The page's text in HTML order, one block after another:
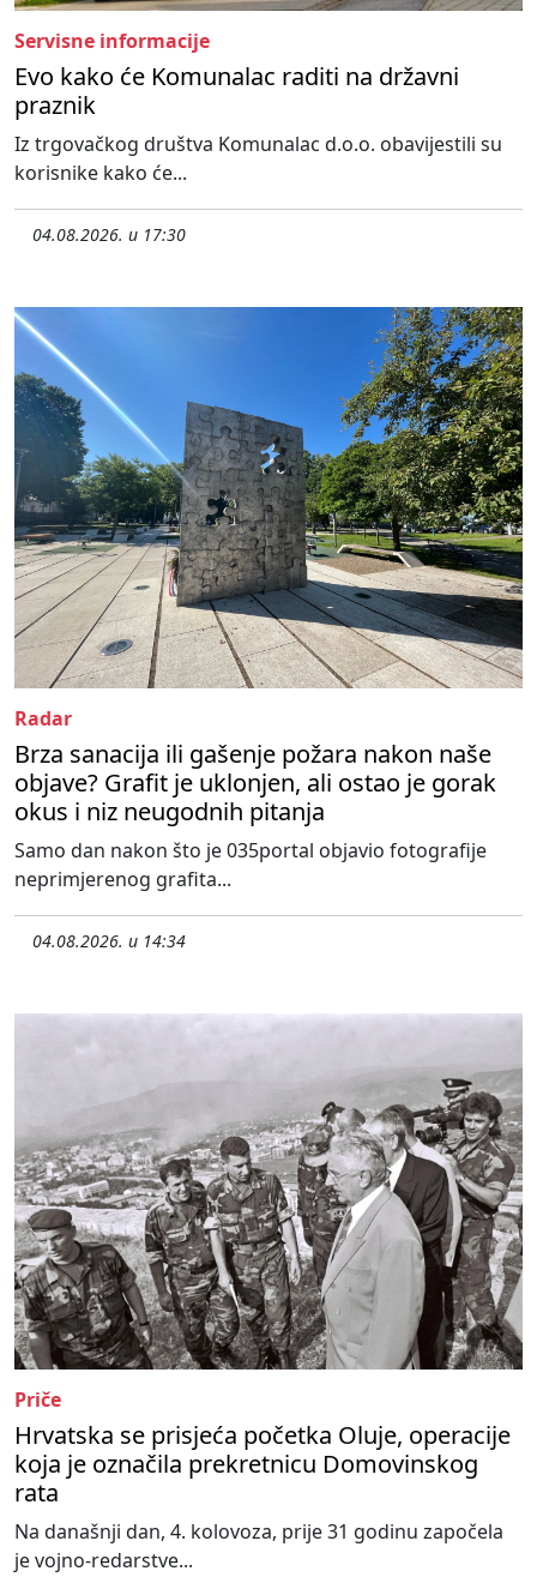
Servisne informacije
Evo kako će Komunalac raditi na državni
praznik
Iz trgovačkog društva Komunalac d.o.o. obavijestili su
korisnike kako će...
04.08.2026. u 17:30
Radar
Brza sanacija ili gašenje požara nakon naše
objave? Grafit je uklonjen, ali ostao je gorak
okus i niz neugodnih pitanja
Samo dan nakon što je 035portal objavio fotografije
neprimjerenog grafita...
04.08.2026. u 14:34
Priče
Hrvatska se prisjeća početka Oluje, operacije
koja je označila prekretnicu Domovinskog
rata
Na današnji dan, 4. kolovoza, prije 31 godinu započela
je vojno-redarstve...